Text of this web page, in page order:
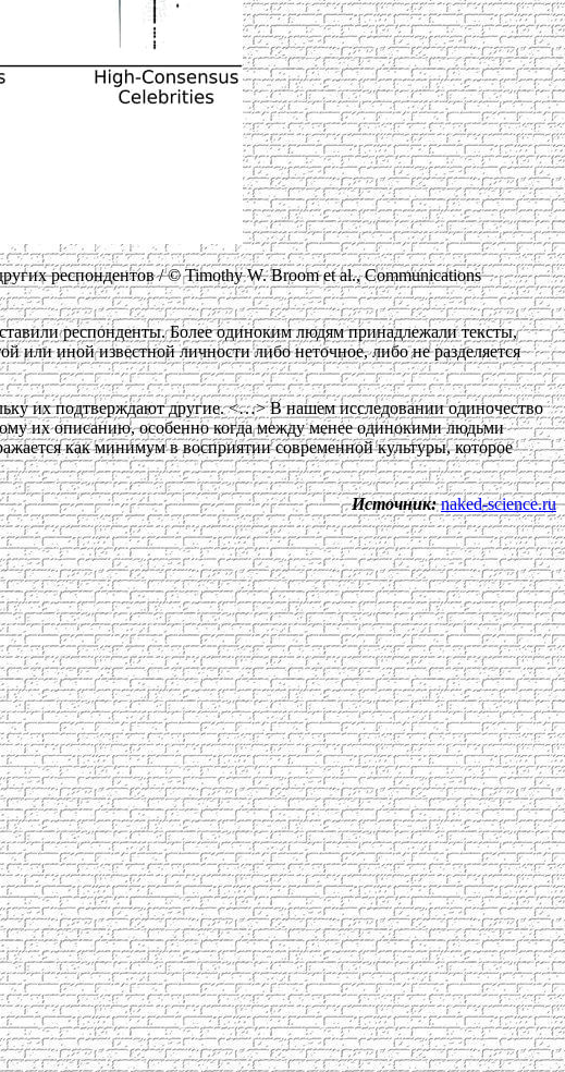
респондентов / © Timothy W. Broom et al., Communications
респонденты. Более одиноким людям принадлежали тексты,
или иной известной личности либо неточное, либо не разделяется
их подтверждают другие. <…> В нашем исследовании одиночество
их описанию, особенно когда между менее одинокими людьми
как минимум в восприятии современной культуры, которое
Источник: naked-science.ru